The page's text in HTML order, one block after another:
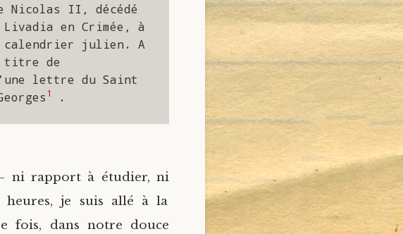
Nicolas II, décédé
en Crimée, à
calendrier julien. A
titre de
lettre du Saint
1 .
ni rapport à étudier, ni
heures, je suis allé à la
fois, dans notre douce